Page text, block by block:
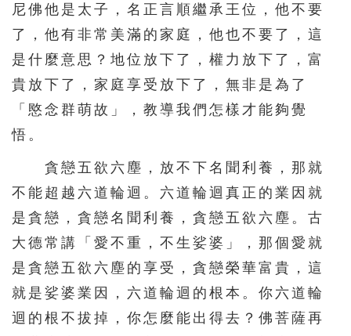
尼佛他是太子，名正言順繼承王位，他不要
了，他有非常美滿的家庭，他也不要了，這
是什麼意思？地位放下了，權力放下了，富
貴放下了，家庭享受放下了，無非是為了
「愍念群萌故」，教導我們怎樣才能夠覺
悟。
貪戀五欲六塵，放不下名聞利養，那就
不能超越六道輪迴。六道輪迴真正的業因就
是貪戀，貪戀名聞利養，貪戀五欲六塵。古
大德常講「愛不重，不生娑婆」，那個愛就
是貪戀五欲六塵的享受，貪戀榮華富貴，這
就是娑婆業因，六道輪迴的根本。你六道輪
迴的根不拔掉，你怎麼能出得去？佛菩薩再